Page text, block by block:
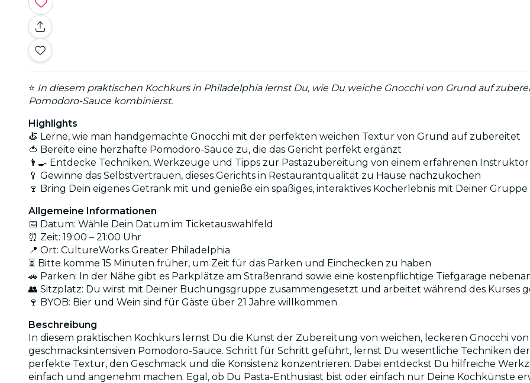
⭐ In diesem praktischen Kochkurs in Philadelphia lernst Du, wie Du weiche Gnocchi von Grund auf
Pomodoro-Sauce kombinierst.
Highlights
🍝 Lerne, wie man handgemachte Gnocchi mit der perfekten weichen Textur von Grund auf zubereitet
🍅 Bereite eine herzhafte Pomodoro-Sauce zu, die das Gericht perfekt ergänzt
👨‍🍳 Entdecke Techniken, Werkzeuge und Tipps zur Pastazubereitung von einem erfahrenen Instruktor
🥄 Gewinne das Selbstvertrauen, dieses Gerichts in Restaurantqualität zu Hause nachzukochen
🍷 Bring Dein eigenes Getränk mit und genieße ein spaßiges, interaktives Kocherlebnis mit Deiner Gruppe
Allgemeine Informationen
📅 Datum: Wähle Dein Datum im Ticketauswahlfeld
⏰ Zeit: 19:00 – 21:00 Uhr
📍 Ort: CultureWorks Greater Philadelphia
⏳ Bitte komme 15 Minuten früher, um Zeit für das Parken und Einchecken zu haben
🚗 Parken: In der Nähe gibt es Parkplätze am Straßenrand sowie eine kostenpflichtige Tiefgarage
👥 Sitzplatz: Du wirst mit Deiner Buchungsgruppe zusammengesetzt und arbeitet während des Kurses
🍷 BYOB: Bier und Wein sind für Gäste über 21 Jahre willkommen
Beschreibung
In diesem praktischen Kochkurs lernst Du die Kunst der Zubereitung von weichen, leckeren Gnocchi
geschmacksintensiven Pomodoro-Sauce. Schritt für Schritt geführt, lernst Du wesentliche Techniken
perfekte Textur, den Geschmack und die Konsistenz konzentrieren. Dabei entdeckst Du hilfreiche
einfach und angenehm machen. Egal, ob Du Pasta-Enthusiast bist oder einfach nur Deine Kochkünste